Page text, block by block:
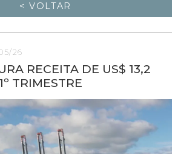
< VOLTAR
26
RECEITA DE US$ 13,2
TRIMESTRE